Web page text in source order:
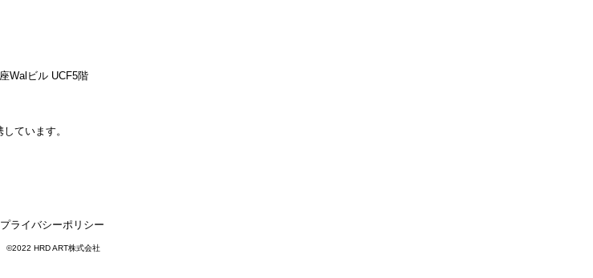
Walビル UCF5階
ています。
プライバシーポリシー
©2022 HRD ART株式会社